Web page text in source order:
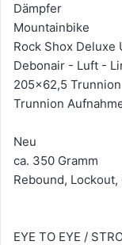
Dämpfer
Mountainbike
Rock Shox Deluxe
Debonair - Luft -
205x62,5 Trunnion
Trunnion
Neu
ca. 350 Gramm
Rebound,
EYE TO EYE /